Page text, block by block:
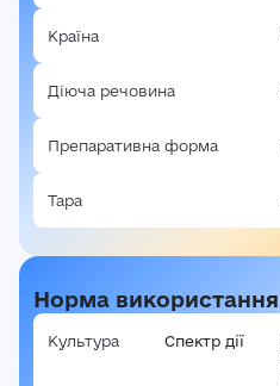
Країна
Діюча речовина
Препаративна форма
Тара
Норма використання
Культура Спектр дії